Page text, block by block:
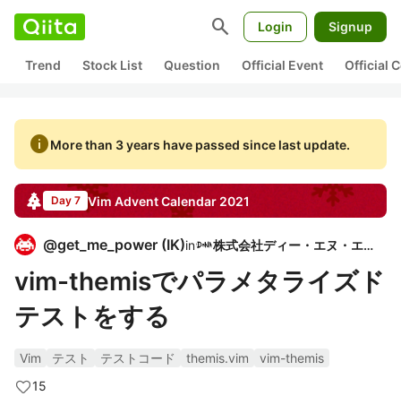
search Login Signup
Trend Stock List Question Official Event Official
infoMore than 3 years have passed since last update.
Day 7 Vim Advent Calendar 2021
@get_me_power (IK)in 株式会社ディー・エヌ・エー
vim-themisでパラメタライズド
テストをする
Vim テスト テストコード themis.vim
vim-themis
15